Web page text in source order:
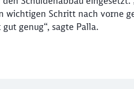
Schritt nach vorne
genug“, sagte Palla.